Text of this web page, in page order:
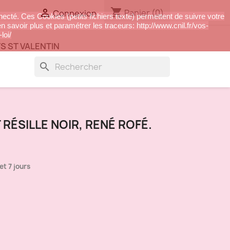
Ces Cookies (petits fichiers texte) permettent de suivre votre
savoir plus et paramétrer les traceurs: http://www.cnil.fr/vos-
loi/
Connexion shopping_cartPanier(0)
ST VALENTIN
search
NOIR, RENÉ ROFÉ.
7 jours